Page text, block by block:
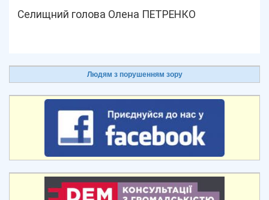
Селищний голова Олена ПЕТРЕНКО
Людям з порушенням зору